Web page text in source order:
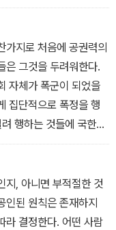
가지로 처음에 공권력의
은 그것을 두려워한다.
자체가 폭군이 되었을
집단적으로 폭정을 행
행하는 것들에 국한되
할 수 있고, 실제로 집행
령들, 또는 자신이 개입
는 경우에는, 그렇게 해
적 압제보다 더 끔찍
상적으로 정치적 압제
지, 아니면 부적절한 것
인된 원칙은 존재하지
라 결정한다. 어떤 사람